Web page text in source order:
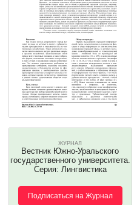
ЖУРНАЛ
Вестник Южно-Уральского
государственного университета.
Серия: Лингвистика
Подписаться на Журнал